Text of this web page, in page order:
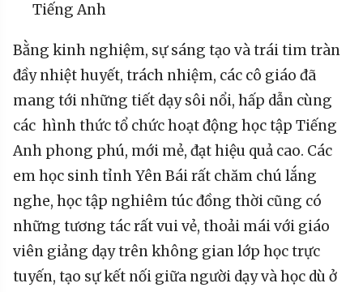
Tiếng Anh
Bằng kinh nghiệm, sự sáng tạo và trái tim tràn
đầy nhiệt huyết, trách nhiệm, các cô giáo đã
mang tới những tiết dạy sôi nổi, hấp dẫn cùng
các hình thức tổ chức hoạt động học tập Tiếng
Anh phong phú, mới mẻ, đạt hiệu quả cao. Các
em học sinh tỉnh Yên Bái rất chăm chú lắng
nghe, học tập nghiêm túc đồng thời cũng có
những tương tác rất vui vẻ, thoải mái với giáo
viên giảng dạy trên không gian lớp học trực
tuyến, tạo sự kết nối giữa người dạy và học dù ở